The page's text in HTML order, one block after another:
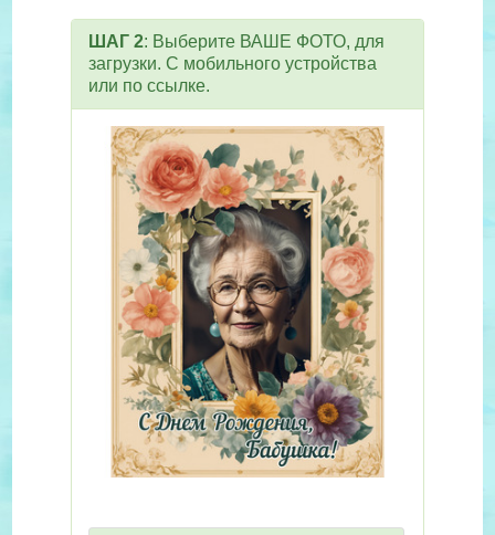
ШАГ 2: Выберите ВАШЕ ФОТО, для
загрузки. С мобильного устройства
или по ссылке.